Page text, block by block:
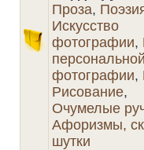
Проза,
Искусство
фотографии,
персональной
фотографии,
Рисование,
Очумелые
Афоризмы,
шутки